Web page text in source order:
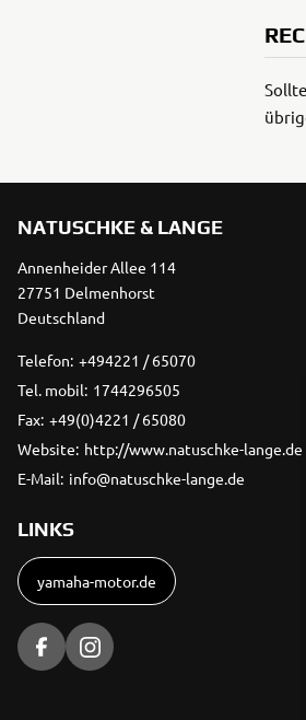
NATUSCHKE & LANGE
Annenheider Allee 114
27751 Delmenhorst
Deutschland
Telefon: +494221 / 65070
Tel. mobil: 1744296505
Fax: +49(0)4221 / 65080
Website: http://www.natuschke-lange.de
E-Mail: info@natuschke-lange.de
LINKS
yamaha-motor.de